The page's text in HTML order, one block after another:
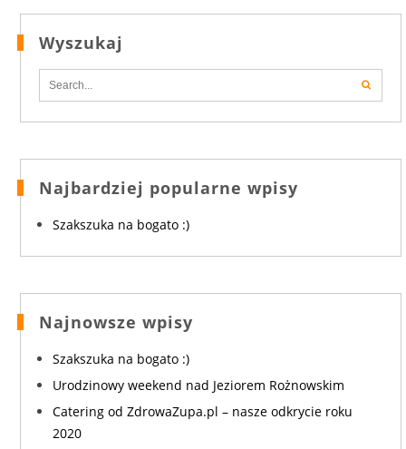
Wyszukaj
Najbardziej popularne wpisy
Szakszuka na bogato :)
Najnowsze wpisy
Szakszuka na bogato :)
Urodzinowy weekend nad Jeziorem Rożnowskim
Catering od ZdrowaZupa.pl – nasze odkrycie roku
2020